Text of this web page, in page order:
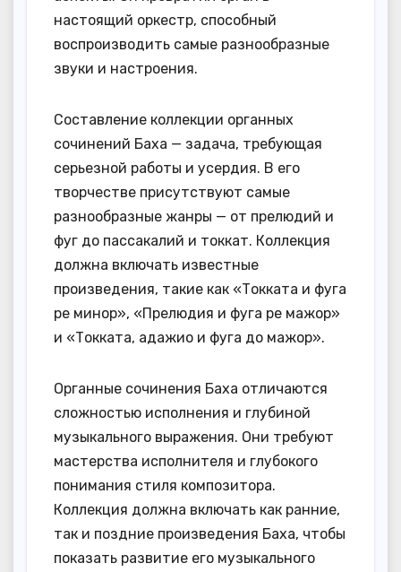
настоящий оркестр, способный
воспроизводить самые разнообразные
звуки и настроения.
Составление коллекции органных
сочинений Баха — задача, требующая
серьезной работы и усердия. В его
творчестве присутствуют самые
разнообразные жанры — от прелюдий и
фуг до пассакалий и токкат. Коллекция
должна включать известные
произведения, такие как «Токката и фуга
ре минор», «Прелюдия и фуга ре мажор»
и «Токката, адажио и фуга до мажор».
Органные сочинения Баха отличаются
сложностью исполнения и глубиной
музыкального выражения. Они требуют
мастерства исполнителя и глубокого
понимания стиля композитора.
Коллекция должна включать как ранние,
так и поздние произведения Баха, чтобы
показать развитие его музыкального